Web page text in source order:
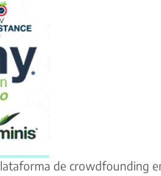
de crowdfounding